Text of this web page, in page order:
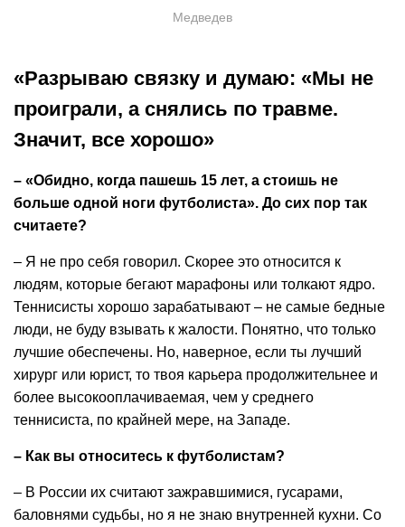
Медведев
«Разрываю связку и думаю: «Мы не
проиграли, а снялись по травме.
Значит, все хорошo»
– «Обидно, когда пашешь 15 лет, а стоишь не
больше одной ноги футболиста». До сих пор так
считаете?
– Я не про себя говорил. Скорее это относится к
людям, которые бегают марафоны или толкают ядро.
Теннисисты хорошо зарабатывают – не самые бедные
люди, не буду взывать к жалости. Понятно, что только
лучшие обеспечены. Но, наверное, если ты лучший
хирург или юрист, то твоя карьера продолжительнее и
более высокооплачиваемая, чем у среднего
теннисиста, по крайней мере, на Западе.
– Как вы относитесь к футболистам?
– В России их считают зажравшимися, гусарами,
баловнями судьбы, но я не знаю внутренней кухни. Со